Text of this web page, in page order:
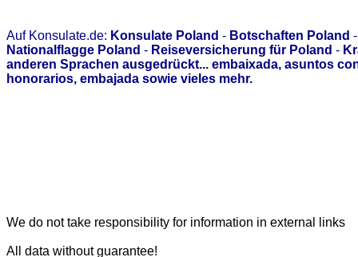
Auf Konsulate.de: Konsulate Poland - Botschaften Poland
Nationalflagge Poland - Reiseversicherung für Poland -
anderen Sprachen ausgedrückt... embaixada, asuntos
honorarios, embajada sowie vieles mehr.
We do not take responsibility for information in external links
All data without guarantee!